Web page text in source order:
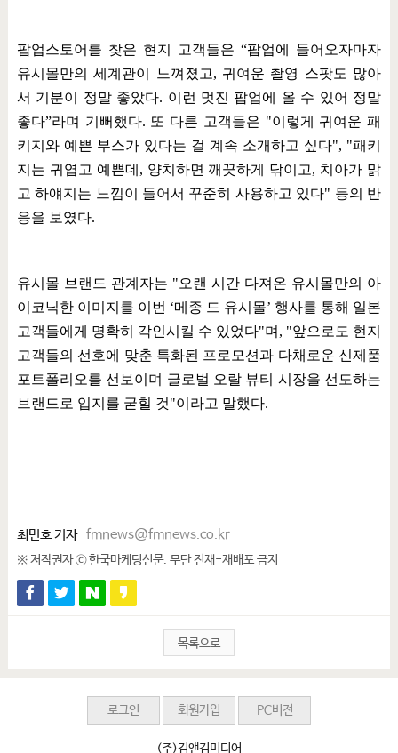
팝업스토어를 찾은 현지 고객들은“팝업에 들어오자마자
유시몰만의 세계관이 느껴졌고, 귀여운 촬영 스팟도 많아
서 기분이 정말 좋았다. 이런 멋진 팝업에 올 수 있어 정말
좋다”라며 기뻐했다. 또 다른 고객들은 "이렇게 귀여운 패
키지와 예쁜 부스가 있다는 걸 계속 소개하고 싶다", "패키
지는 귀엽고 예쁜데 , 양치하면 깨끗하게 닦이고, 치아가 맑
고 하얘지는 느낌이 들어서 꾸준히 사용하고 있다" 등의 반
응을 보였다.
유시몰 브랜드 관계자는 "오랜 시간 다져온 유시몰만의 아
이코닉한 이미지를 이번 ‘메종 드 유시몰’ 행사를 통해 일본
고객들에게 명확히 각인시킬 수 있었다"며 , "앞으로도 현지
고객들의 선호에 맞춘 특화된 프로모션과 다채로운 신제품
포트폴리오를 선보이며 글로벌 오랄 뷰티 시장을 선도하는
브랜드로 입지를 굳힐 것"이라고 말했다.
최민호 기자 fmnews@fmnews.co.kr
※ 저작권자 ⓒ 한국마케팅신문. 무단 전재-재배포 금지
목록으로
로그인 회원가입 PC버전
(주)김앤김미디어